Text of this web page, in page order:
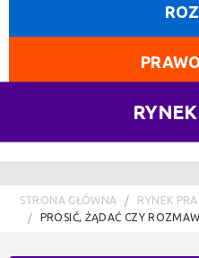
STRONA GŁÓWNA RYNEK
PROSIĆ, ŻĄDAĆ CZY